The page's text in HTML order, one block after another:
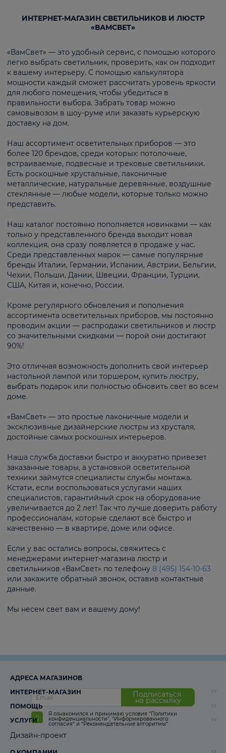
ИНТЕРНЕТ-МАГАЗИН СВЕТИЛЬНИКОВ И ЛЮСТР
«ВАМСВЕТ»
«ВамСвет» — это удобный сервис, с помощью которого
легко выбрать светильник, проверить, как он подходит
к вашему интерьеру. С помощью калькулятора
мощности каждый сможет рассчитать уровень яркости
для любого помещения, чтобы убедиться в
правильности выбора. Забрать товар можно
самовывозом в шоу-руме или заказать курьерскую
доставку на дом.
Наш ассортимент осветительных приборов — это
более 120 брендов, среди которых: потолочные,
встраиваемые, подвесные и трековые светильники.
Есть роскошные хрустальные, лаконичные
металлические, натуральные деревянные, воздушные
стеклянные — любые модели, которые только можно
представить.
Наш каталог постоянно пополняется новинками — как
только у представленного бренда выходит новая
коллекция, она сразу появляется в продаже у нас.
Среди представленных марок — самые популярные
бренды Италии, Германии, Испании, Австрии, Бельгии,
Чехии, Польши, Дании, Швеции, Франции, Турции,
США, Китая и, конечно, России.
Кроме регулярного обновления и пополнения
ассортимента осветительных приборов, мы постоянно
проводим акции — распродажи светильников и люстр
со значительными скидками — порой они достигают
90%!
Это отличная возможность дополнить свой интерьер
настольной лампой или торшером, купить люстру,
выбрать подарок или полностью обновить свет во всем
доме.
«ВамСвет» — это простые лаконичные модели и
эксклюзивные дизайнерские люстры из хрусталя,
достойные самых роскошных интерьеров.
Наша служба доставки быстро и аккуратно привезет
заказанные товары, а установкой осветительной
техники займутся специалисты службы монтажа.
Кстати, если воспользоваться услугами наших
специалистов, гарантийный срок на оборудование
увеличивается до 2 лет! Так что лучше доверить работу
профессионалам, которые сделают всё быстро и
качественно — в квартире, доме или офисе.
Если у вас остались вопросы, свяжитесь с
менеджерами интернет-магазина люстр и
светильников «ВамСвет» по телефону 8 (495) 154-10-63
или закажите обратный звонок, оставив контактные
данные.
Мы несем свет вам и вашему дому!
Подписаться
на рассылку
Я ознакомился и принимаю условия “Политики
конфиденциальности”, “Информированного
согласия“ и “Рекомендательные алгоритмы“
АДРЕСА МАГАЗИНОВ
ИНТЕРНЕТ-МАГАЗИН
ПОМОЩЬ
УСЛУГИ
Дизайн-проект